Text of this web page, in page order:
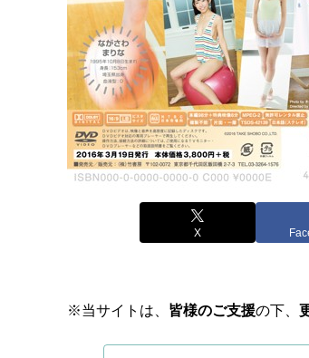
X
※当サイトは、 皆様のご支援の下、